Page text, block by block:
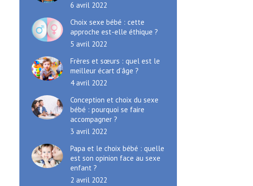
6 avril 2022
Choix sexe bébé : cette
approche est-elle éthique ?
5 avril 2022
Frères et sœurs : quel est le
meilleur écart d’âge ?
4 avril 2022
Conception et choix du sexe
bébé : pourquoi se faire
accompagner ?
3 avril 2022
Papa et le choix bébé : quelle
est son opinion face au sexe
enfant ?
2 avril 2022